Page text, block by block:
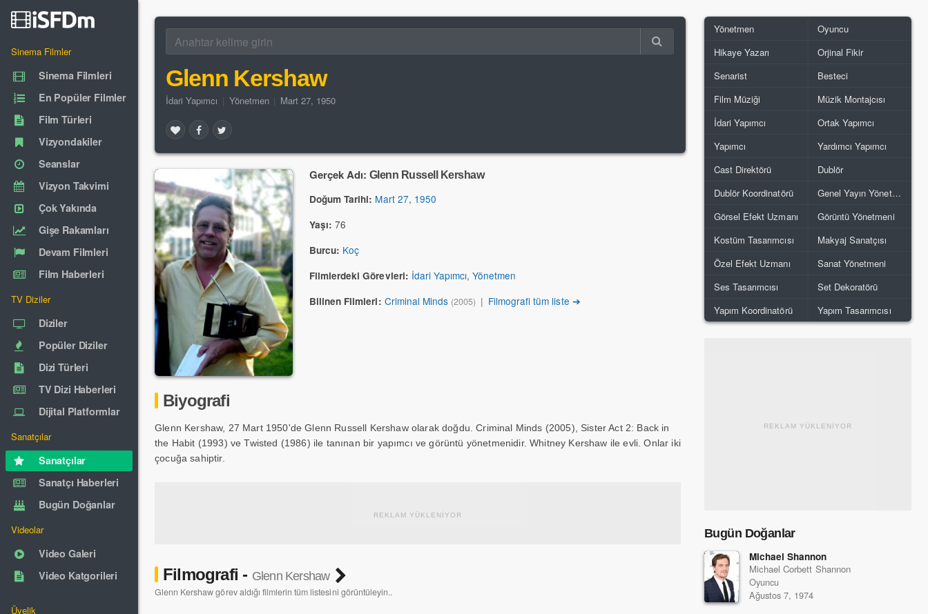
Sinema Filmler
Sinema Filmleri
En Popüler Filmler
Film Türleri
Vizyondakiler
Seanslar
Vizyon Takvimi
Çok Yakında
Gişe Rakamları
Devam Filmleri
Film Haberleri
TV Diziler
Diziler
Popüler Diziler
Dizi Türleri
TV Dizi Haberleri
Dijital Platformlar
Sanatçılar
Sanatçılar
Sanatçı Haberleri
Bugün Doğanlar
Videolar
Video Galeri
Video Katgorileri
Üyelik
Glenn Kershaw
İdari Yapımcı Yönetmen Mart 27, 1950
Gerçek Adı: Glenn Russell Kershaw
Doğum Tarihi: Mart 27, 1950
Yaşı: 76
Burcu: Koç
Filmlerdeki Görevleri: İdari Yapımcı,Yönetmen
Bilinen Filmleri: Criminal Minds (2005) | Filmografi tüm liste ➔
Biyografi
Glenn Kershaw, 27 Mart 1950'de Glenn Russell Kershaw olarak doğdu. Criminal Minds (2005), Sister Act 2: Back in
the Habit (1993) ve Twisted (1986) ile tanınan bir yapımcı ve görüntü yönetmenidir. Whitney Kershaw ile evli. Onlar iki
çocuğa sahiptir.
REKLAM YÜKLENİYOR
Filmografi - Glenn Kershaw
Glenn Kershaw görev aldığı filmlerin tüm listesini görüntüleyin..
Yönetmen
Oyuncu
Hikaye Yazarı
Orjinal Fikir
Senarist
Besteci
Film Müziği
Müzik Montajcısı
İdari Yapımcı
Ortak Yapımcı
Yapımcı
Yardımcı Yapımcı
Cast Direktörü
Dublör
Dublör Koordinatörü
Genel Yayın Yönetmeni
Görsel Efekt Uzmanı
Görüntü Yönetmeni
Kostüm Tasarımcısı
Makyaj Sanatçısı
Özel Efekt Uzmanı
Sanat Yönetmeni
Ses Tasarımcısı
Set Dekoratörü
Yapım Koordinatörü
Yapım Tasarımcısı
REKLAM YÜKLENİYOR
Bugün Doğanlar
Michael Shannon
Michael Corbett Shannon
Oyuncu
Ağustos 7, 1974